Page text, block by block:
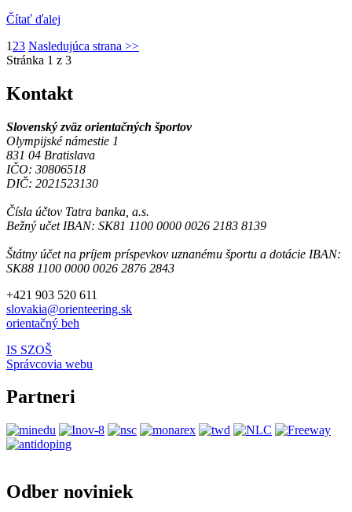
Čítať ďalej
1 23 Nasledujúca strana >>
Stránka 1 z 3
Kontakt
Slovenský zväz orientačných športov
Olympijské námestie 1
831 04 Bratislava
IČO: 30806518
DIČ: 2021523130
Čísla účtov Tatra banka, a.s.
Bežný učet IBAN: SK81 1100 0000 0026 2183 8139
Štátny účet na príjem príspevkov uznanému športu a dotácie IBAN:
SK88 1100 0000 0026 2876 2843
+421 903 520 611
slovakia@orienteering.sk
orientačný beh
IS SZOŠ
Správcovia webu
Partneri
Odber noviniek